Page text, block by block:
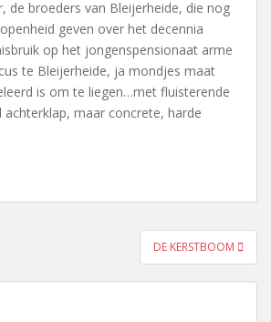
de broeders van Bleijerheide, die nog
geven over het decennia
op het jongenspensionaat arme
te Bleijerheide, ja mondjes maat
is om te liegen…met fluisterende
achterklap, maar concrete, harde
DE KERSTBOOM